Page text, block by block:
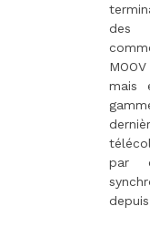
des
mais
par